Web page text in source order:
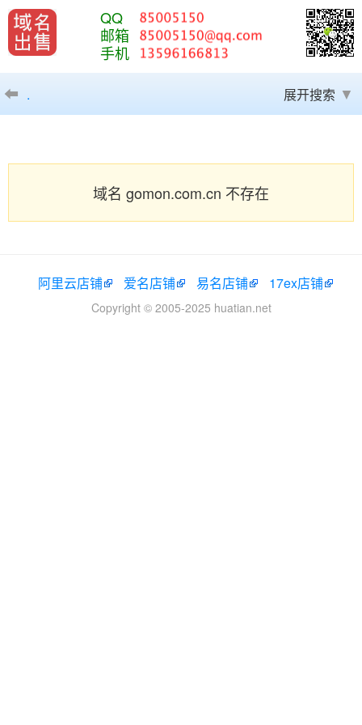
QQ
邮箱
手机
. 展开搜索
域名 gomon.com.cn 不存在
阿里云店铺 爱名店铺 易名店铺 17ex店铺
Copyright © 2005-2025 huatian.net